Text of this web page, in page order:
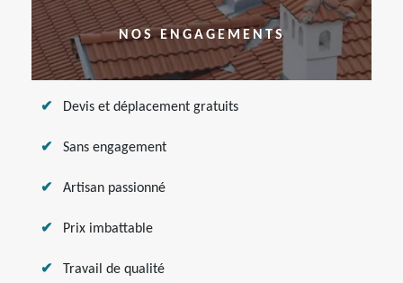
NOS ENGAGEMENTS
Devis et déplacement gratuits
Sans engagement
Artisan passionné
Prix imbattable
Travail de qualité